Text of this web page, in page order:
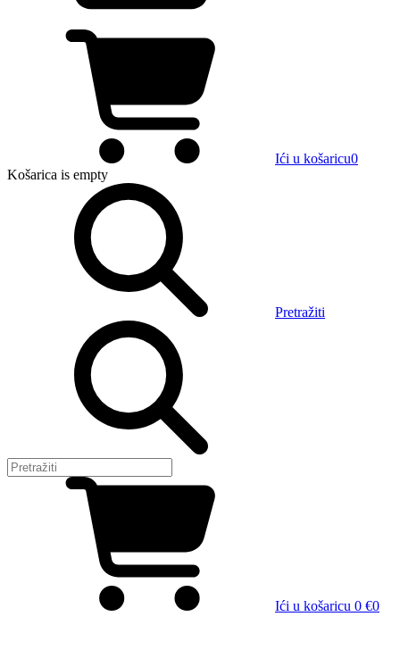
Ići u košaricu0
Košarica is empty
Pretražiti
Ići u košaricu 0 €0